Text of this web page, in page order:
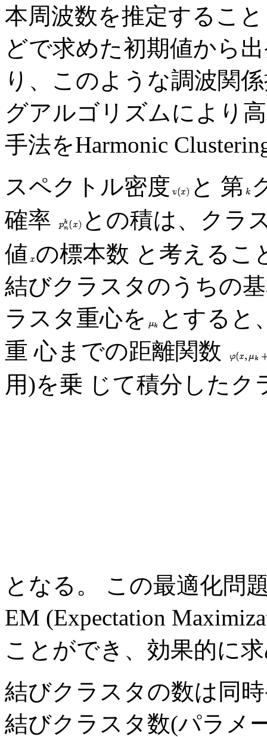
本周波数を推定するこ
どで求めた初期値から
り、このような調波関
グアルゴリズムにより
手法をHarmonic
スペクトル密度
と 第
確率
との積は、クラ
値 の標本数 と考える
結びクラスタのうちの
ラスタ重心を
とすると
重 心までの距離関数
用)を乗 じて積分した
となる。 この最適化問
EM (Expectation
ことができ、効果的に
結びクラスタの数は同
結びクラスタ数(パラメ